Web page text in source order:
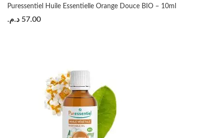
Puressentiel Huile Essentielle Orange Douce BIO – 10ml
57.00 د.م.